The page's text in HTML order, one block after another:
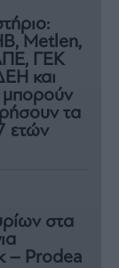
Metlen,
ΓΕΚ
και
μπορούν
τα
ετών
στα
– Prodea